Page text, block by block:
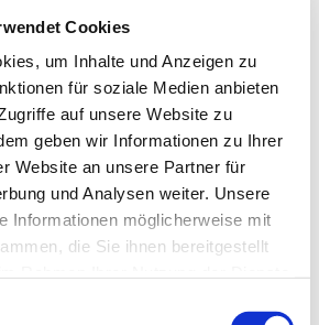
Cookies
um Inhalte und Anzeigen zu
für soziale Medien anbieten
auf unsere Website zu
geben wir Informationen zu Ihrer
Website an unsere Partner für
und Analysen weiter. Unsere
Informationen möglicherweise mit
die Sie ihnen bereitgestellt
werden dürfen, kann bei
werden.